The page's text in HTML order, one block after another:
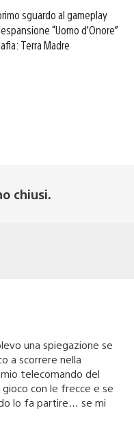
sguardo al gameplay
“Uomo d’Onore”
Terra Madre
chiusi.
una spiegazione se
a scorrere nella
telecomando del
con le frecce e se
lo fa partire… se mi